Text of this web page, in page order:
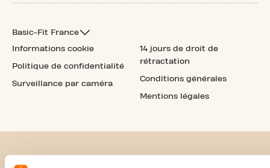
Basic-Fit France
Informations cookie
Politique de confidentialité
Surveillance par caméra
14 jours de droit de
rétractation
Conditions générales
Mentions légales